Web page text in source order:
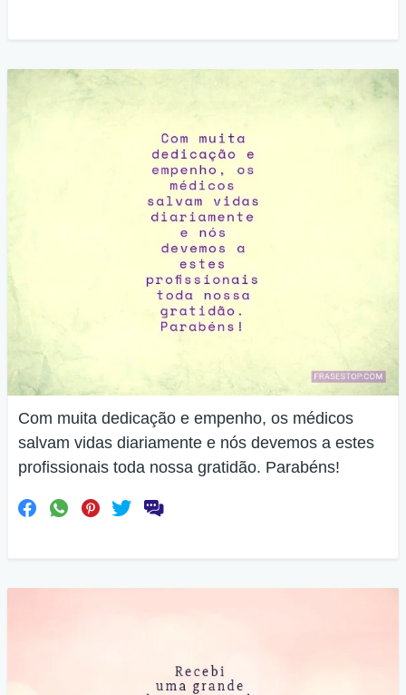
Com muita dedicação e empenho, os médicos
salvam vidas diariamente e nós devemos a estes
profissionais toda nossa gratidão. Parabéns!